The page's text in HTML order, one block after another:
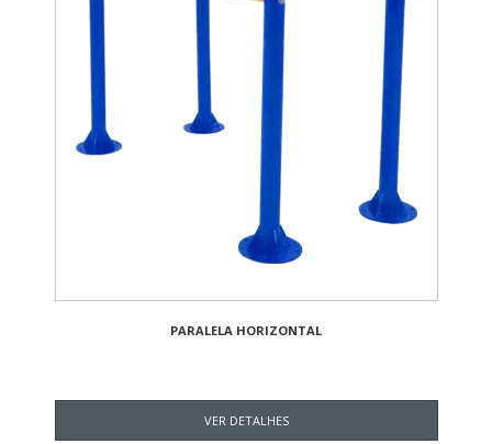
PARALELA HORIZONTAL
VER DETALHES